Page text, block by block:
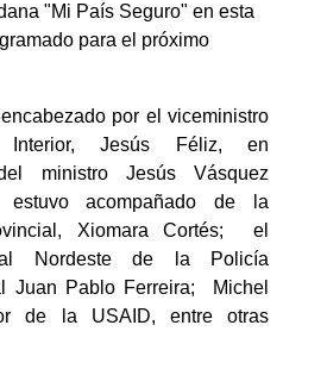
"Mi País Seguro" en esta
para el próximo
por el viceministro
Interior, Jesús Féliz, en
ministro Jesús Vásquez
estuvo acompañado de la
Xiomara Cortés; el
Nordeste de la Policía
Juan Pablo Ferreira; Michel
de la USAID, entre otras